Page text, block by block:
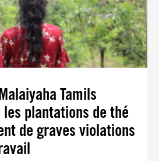
Tamils
les plantations de thé
de graves violations